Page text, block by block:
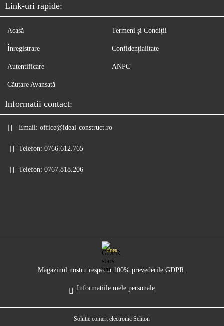
Link-uri rapide:
Acasă
Înregistrare
Autentificare
Căutare Avansată
Termeni și Condiții
Confidențialitate
ANPC
Informatii contact:
Email: office@ideal-construct.ro
Telefon: 0766.612.765
Telefon: 0767.818.206
GDPR
Magazinul nostru respecta 100% prevederile GDPR.
Informatiile mele personale
Solutie comert electronic Seliton